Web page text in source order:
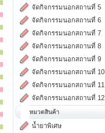
จัดกิจกรรมนอกสถานที่ 5
จัดกิจกรรมนอกสถานที่ 6
จัดกิจกรรมนอกสถานที่ 7
จัดกิจกรรมนอกสถานที่ 8
จัดกิจกรรมนอกสถานที่ 9
จัดกิจกรรมนอกสถานที่ 10
จัดกิจกรรมนอกสถานที่ 11
จัดกิจกรรมนอกสถานที่ 12
หมวดสินค้า
น้ำยาพิเศษ